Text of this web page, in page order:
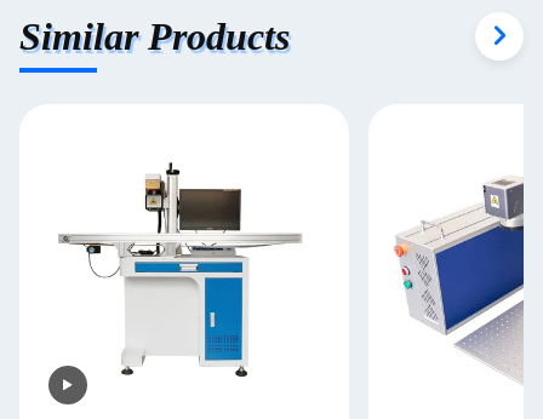
Similar Products